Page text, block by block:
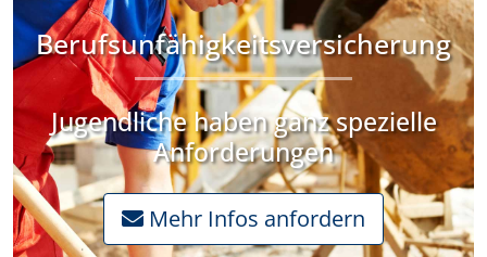
Berufsunfähigkeitsversicherung
Jugendliche haben ganz spezielle
Anforderungen
Mehr Infos anfordern